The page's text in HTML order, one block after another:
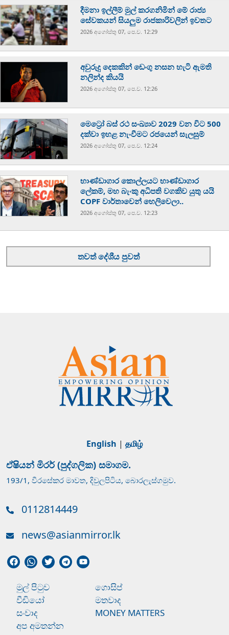
දීමනා ඉල්ලීම් මුල් කරගනිමින් මේ රාජ්‍ය
සේවකයන් සියලුම රාජකාරිවලින් ඉවතට
2026 අගෝස්‍තු 07, පෙ.ව. 12:29
අවුරුදු දෙකකින් ඩෙංගු නසන හැටි ඇමති
නලින්ද කියයි
2026 අගෝස්‍තු 07, පෙ.ව. 12:26
මෙට්‍රෝ බස් රථ සංඛ්‍යාව 2029 වන විට 500
දක්වා ඉහළ නැංවීමට රජයෙන් සැලසුම්
2026 අගෝස්‍තු 07, පෙ.ව. 12:24
භාණ්ඩාගාර කොල්ලයට භාණ්ඩාගාර
ලේකම්, මහ බැංකු අධිපති වගකිව යුතු යයි
COPF වාර්තාවෙන් හෙලිවෙලා..
2026 අගෝස්‍තු 07, පෙ.ව. 12:23
තවත් දේශීය පුවත්
English | தமிழ்
ඒෂියන් මිරර් (පුද්ගලික) සමාගම.
193/1, වීරසේකර මාවත, දිවුලපිටිය, බොරලැස්ගමුව.
0112814449
news@asianmirror.lk
මුල් පිටුව
ගොසිප්
වීඩියෝ
මතවාද
සංවාද
MONEY MATTERS
අප අමතන්න